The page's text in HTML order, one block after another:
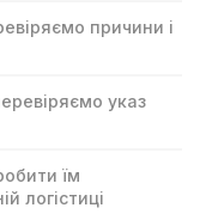
причини і
указ
їм
логістиці